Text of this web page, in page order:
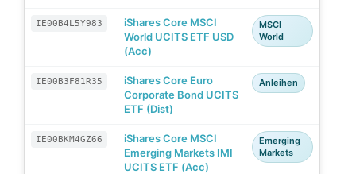
IE00B4L5Y983
iShares Core MSCI
World UCITS ETF USD
(Acc)
MSCI
World
IE00B3F81R35
iShares Core Euro
Corporate Bond UCITS
ETF (Dist)
Anleihen
IE00BKM4GZ66
iShares Core MSCI
Emerging Markets IMI
UCITS ETF (Acc)
Emerging
Markets